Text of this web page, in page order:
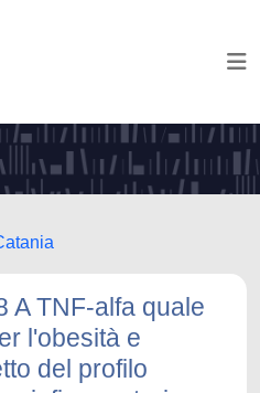
A TNF-alfa quale
l'obesità e
del profilo